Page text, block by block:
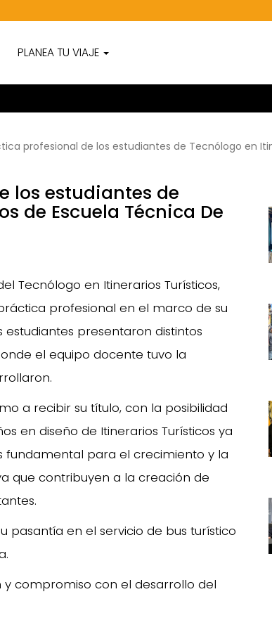
PLANEA TU VIAJE
profesional de los estudiantes de Tecnólogo en
los estudiantes de
de Escuela Técnica De
Tecnólogo en Itinerarios Turísticos,
profesional en el marco de su
presentaron distintos
el equipo docente tuvo la
a recibir su título, con la posibilidad
en diseño de Itinerarios Turísticos ya
fundamental para el crecimiento y la
que contribuyen a la creación de
pasantía en el servicio de bus turístico
y compromiso con el desarrollo del